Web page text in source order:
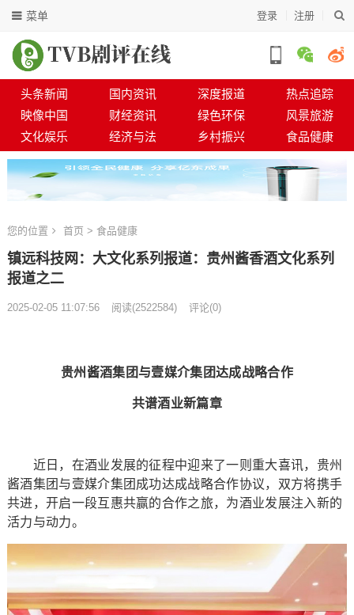
登录 注册
菜单
头条新闻 国内资讯 深度报道
热点追踪
映像中国
财经资讯 绿色环保
风景旅游
文化娱乐
经济与法 乡村振兴 食品健康
您的位置 首页 > 食品健康
镇远科技网：大文化系列报道：贵州酱香酒文化系列
报道之二
2025-02-05 11:07:56 阅读(2522584) 评论(0)
贵州酱酒集团与壹媒介集团达成战略合作
共谱酒业新篇章
近日，在酒业发展的征程中迎来了一则重大喜讯，贵州
酱酒集团与壹媒介集团成功达成战略合作协议，双方将携手
共进，开启一段互惠共赢的合作之旅，为酒业发展注入新的
活力与动力。